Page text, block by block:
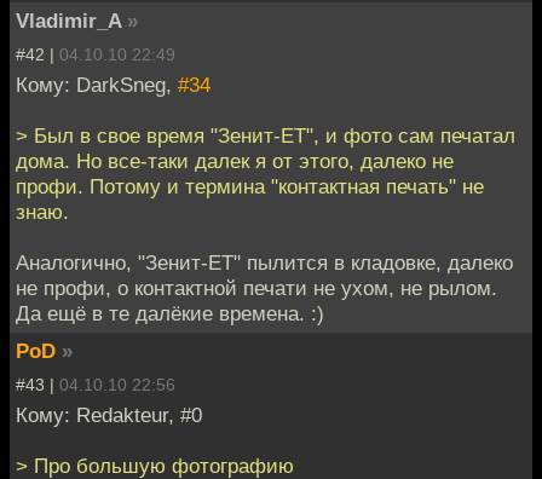
Vladimir_A »
#42 | 04.10.10 22:49
Кому: DarkSneg, #34
> Был в свое время "Зенит-ЕТ", и фото сам печатал
дома. Но все-таки далек я от этого, далеко не
профи. Потому и термина "контактная печать" не
знаю.
Аналогично, "Зенит-ЕТ" пылится в кладовке, далеко
не профи, о контактной печати не ухом, не рылом.
Да ещё в те далёкие времена. :)
PoD »
#43 | 04.10.10 22:56
Кому: Redakteur, #0
> Про большую фотографию